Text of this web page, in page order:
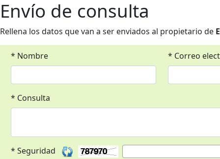
Envío de consulta
Rellena los datos que van a ser enviados al propietario de
* Nombre * Correo
* Consulta
* Seguridad